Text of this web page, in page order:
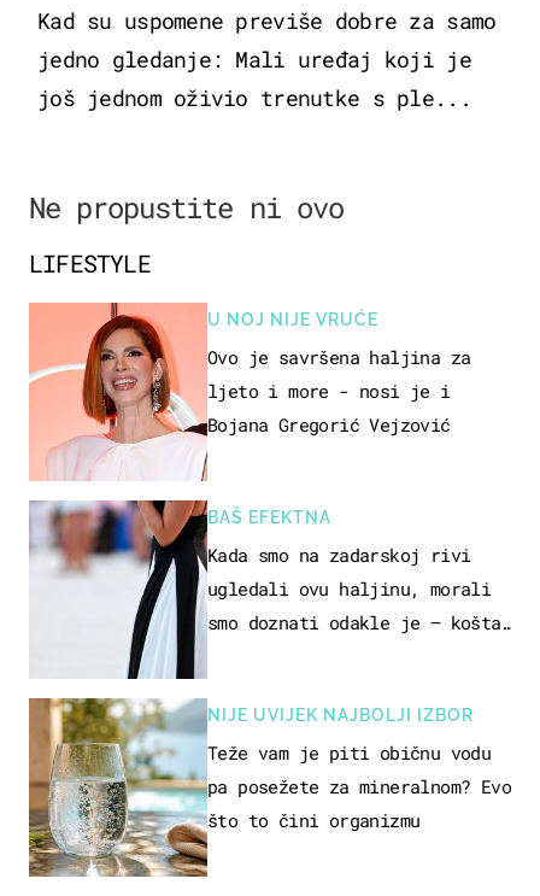
Kad su uspomene previše dobre za samo
jedno gledanje: Mali uređaj koji je
još jednom oživio trenutke s ple...
Ne propustite ni ovo
LIFESTYLE
U NOJ NIJE VRUĆE
Ovo je savršena haljina za
ljeto i more - nosi je i
Bojana Gregorić Vejzović
BAŠ EFEKTNA
Kada smo na zadarskoj rivi
ugledali ovu haljinu, morali
smo doznati odakle je – košta
NIJE UVIJEK NAJBOLJI IZBOR
Teže vam je piti običnu vodu
pa posežete za mineralnom? Evo
što to čini organizmu